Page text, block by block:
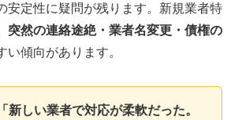
安定性に疑問が残ります。新規業者特
突然の連絡途絶・業者名変更・債権の
い傾向があります。
新しい業者で対応が柔軟だった。